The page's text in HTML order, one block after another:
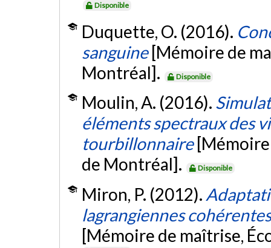
Disponible
Duquette, O. (2016).
sanguine [Mémoire de
Montréal].
Disponible
Moulin, A. (2016).
éléments spectraux des
tourbillonnaire
de Montréal].
Disponible
Miron, P. (2012).
lagrangiennes
[Mémoire de maîtrise,